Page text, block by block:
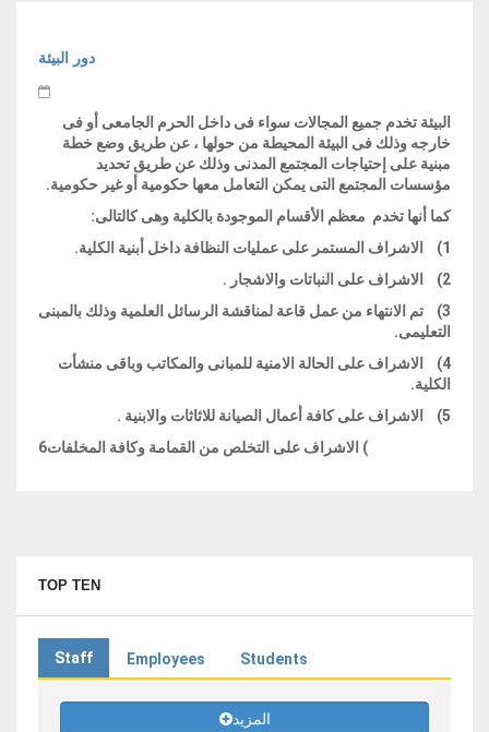
دور البيئة
البيئة تخدم جميع المجالات سواء فى داخل الحرم الجامعى أو فى
خارجه وذلك فى البيئة المحيطة من حولها ، عن طريق وضع خطة
مبنية على إحتياجات المجتمع المدنى وذلك عن طريق تحديد
مؤسسات المجتمع التى يمكن التعامل معها حكومية أو غير حكومية.
كما أنها تخدم معظم الأقسام الموجودة بالكلية وهى كالتالى:
1) الاشراف المستمر على عمليات النظافة داخل أبنية الكلية.
2) الاشراف على النباتات والاشجار .
3) تم الانتهاء من عمل قاعة لمناقشة الرسائل العلمية وذلك بالمبنى
التعليمى.
4) الاشراف على الحالة الامنية للمبانى والمكاتب وباقى منشأت
الكلية.
5) الاشراف على كافة أعمال الصيانة للاثاثات والابنية .
6) الاشراف على التخلص من القمامة وكافة المخلفات
TOP TEN
Staff Employees Students
المزيد